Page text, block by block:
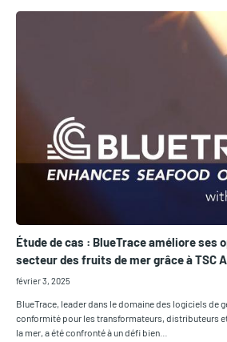
Étude de cas : BlueTrace améliore ses
secteur des fruits de mer grâce à TSC
février 3, 2025
BlueTrace, leader dans le domaine des logiciels de
conformité pour les transformateurs, distributeurs
la mer, a été confronté à un défi bien…